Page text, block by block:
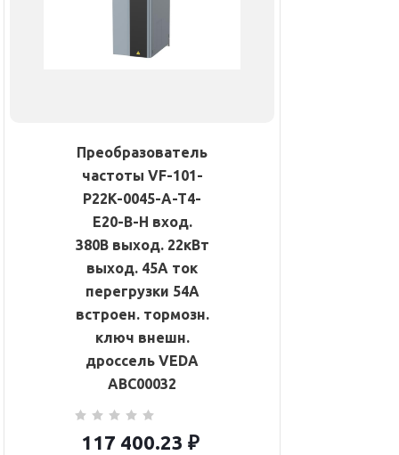
Преобразователь
частоты VF-101-
P22K-0045-A-T4-
E20-B-H вход.
380В выход. 22кВт
выход. 45А ток
перегрузки 54А
встроен. тормозн.
ключ внешн.
дроссель VEDA
ABC00032
117 400.23 ₽